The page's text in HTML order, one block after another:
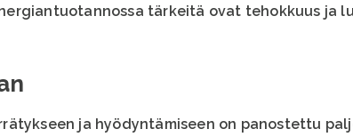
tärkeitä ovat tehokkuus ja
ja hyödyntämiseen on panostettu